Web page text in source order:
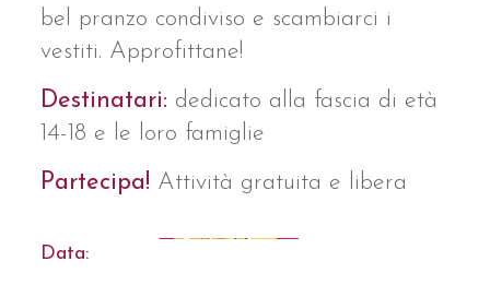
bel pranzo condiviso e scambiarci i
vestiti. Approfittane!
Destinatari: dedicato alla fascia di età
14-18 e le loro famiglie
Partecipa! Attività gratuita e libera
Data: